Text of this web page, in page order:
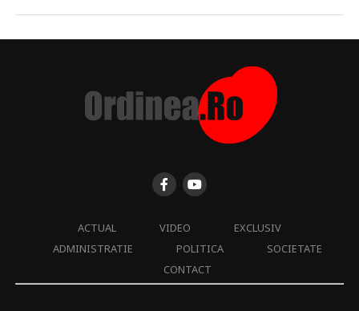
ACTUAL VIDEO
EXCLUSIV
ADMINISTRATIE
POLITICA
SOCIETATE
CONTACT